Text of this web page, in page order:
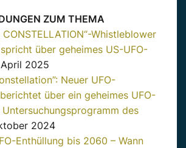
ZUM THEMA
CONSTELLATION“-Whistleblower
über geheimes US-UFO-
2025
Neuer UFO-
über ein geheimes UFO-
des
2024
Enthüllung bis 2060 – Wann